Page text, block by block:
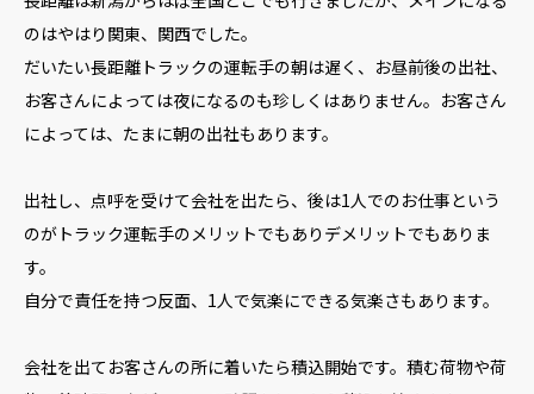
のはやはり関東、関西でした。
だいたい長距離トラックの運転手の朝は遅く、お昼前後の出社、
お客さんによっては夜になるのも珍しくはありません。お客さん
によっては、たまに朝の出社もあります。
出社し、点呼を受けて会社を出たら、後は1人でのお仕事という
のがトラック運転手のメリットでもありデメリットでもありま
す。
自分で責任を持つ反面、1人で気楽にできる気楽さもあります。
会社を出てお客さんの所に着いたら積込開始です。積む荷物や荷